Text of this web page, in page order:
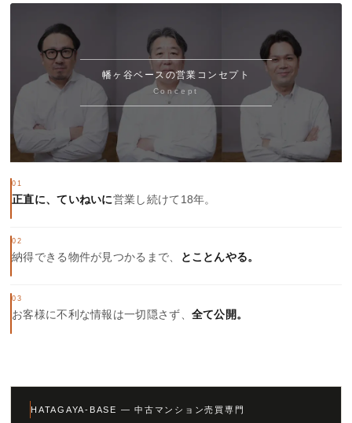
幡ヶ谷ベースの営業コンセプト
Concept
01
正直に、ていねいに営業し続けて18年。
02
納得できる物件が見つかるまで、 とことんやる。
03
お客様に不利な情報は一切隠さず、 全て公開。
HATAGAYA-BASE — 中古マンション売買専門